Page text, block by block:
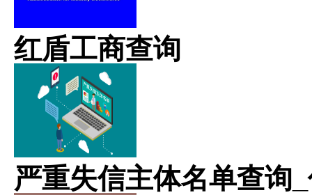
红盾工商查询
严重失信主体名单查询